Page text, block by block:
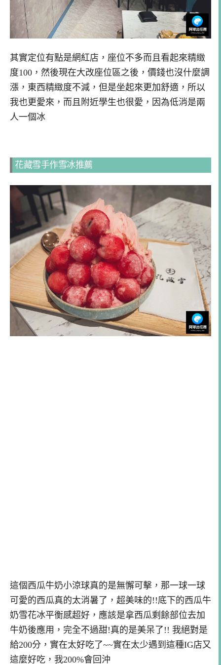
其實定位有點是網紅店，座位不多而且看起來精緻
度100，然後現在大改座位區之後，價錢也沒什麼調
漲，東西精緻度不減，但是坐起來更加舒適，所以
我也更愛來，而且附近學生也很愛，因為低消是兩
人一個冰
花藏雪手作雪冰推薦
這個西瓜牛奶小涼球真的是無懈可擊，那一球一球
可愛的西瓜真的太消暑了，超美味的!!底下的西瓜牛
奶雪花冰平衡感超好，應該是拿西瓜剩餘部位去加
牛奶後應用，完全不過甜!真的是美呆了!! 我絕對是
給200分，實在太好吃了~~實在太少遇到這種IG店又
這麼好吃，我200%會回沖